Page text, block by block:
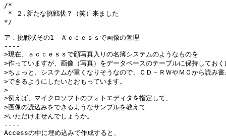
/*
* ２.新たな挑戦状？（笑）来ました
*/
ア．挑戦状その1　Ａｃｃｅｓｓで画像の管理
----
>現在、ａｃｃｅｓｓで顔写真入りの名簿システムのようなものを
>作っていますが、画像（写真）をデータベースのテーブルに保持しておく
>ちょっと、システムが重くなりそうなので、ＣＤ－ＲＷやＭＯから読み書
>できるようにしたいとおもっています。
>
>例えば、マイクロソフトのフォトエディタを指定して、
>画像の読込みをできるようなサンプルを教えて
>いただけませんでしょうか。
----
Accessの中に埋め込みで作成すると、